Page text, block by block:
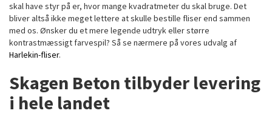
skal have styr på er, hvor mange kvadratmeter du skal bruge. Det
bliver altså ikke meget lettere at skulle bestille fliser end sammen
med os. Ønsker du et mere legende udtryk eller større
kontrastmæssigt farvespil? Så se nærmere på vores udvalg af
Harlekin-fliser.
Skagen Beton tilbyder levering
i hele landet